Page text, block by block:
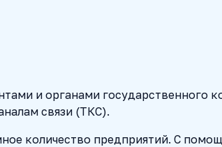
и органами государственного
связи (ТКС).
количество предприятий. С